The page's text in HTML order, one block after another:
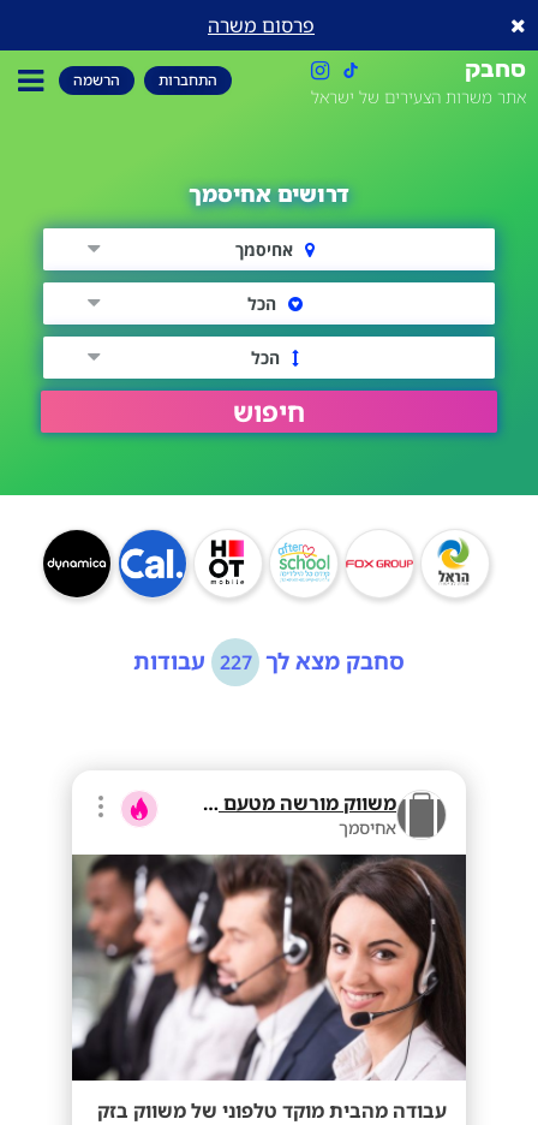
פרסום משרה
סחבק
אתר משרות הצעירים של ישראל
התחברות הרשמה
דרושים אחיסמך
אחיסמך
הכל
הכל
חיפוש
סחבק מצא לך 227 עבודות
משווק מורשה מטעם בזק
אחיסמך
עבודה מהבית מוקד טלפוני של משווק בזק